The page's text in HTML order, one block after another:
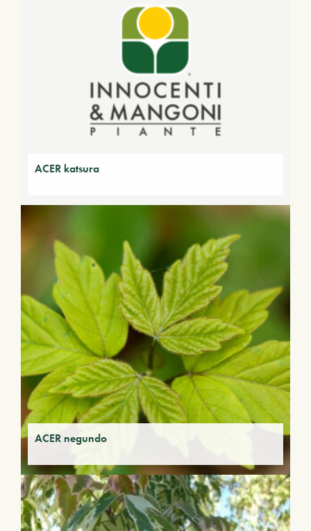
ACER katsura
ACER negundo